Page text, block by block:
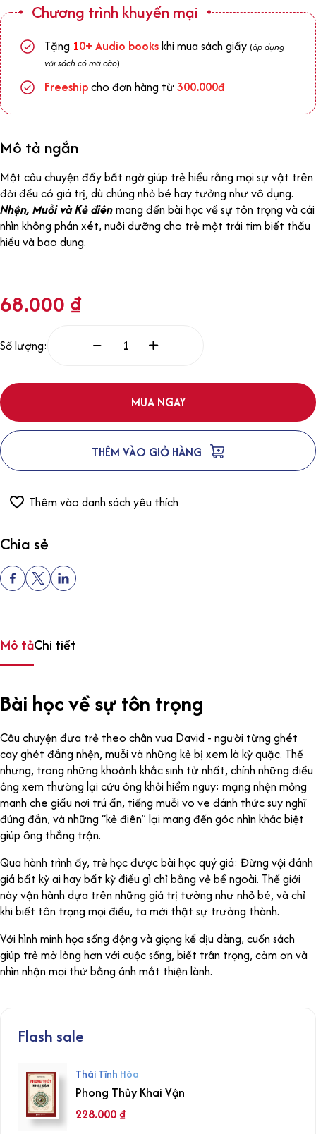
Chương trình khuyến mại
Tặng 10+ Audio bookskhi mua sách giấy (áp dụng
với sách có mã cào)
Freeshipcho đơn hàng từ300.000đ
Mô tả ngắn
Một câu chuyện đầy bất ngờ giúp trẻ hiểu rằng mọi sự vật trên
đời đều có giá trị, dù chúng nhỏ bé hay tưởng như vô dụng.
Nhện, Muỗi và Kẻ điênmang đến bài học về sự tôn trọng và cái
nhìn không phán xét, nuôi dưỡng cho trẻ một trái tim biết thấu
hiểu và bao dung.
68.000 ₫
Số lượng:
MUA NGAY
THÊM VÀO GIỎ HÀNG
Thêm vào danh sách yêu thích
Chia sẻ
Mô tảChi tiết
Bài học về sự tôn trọng
Câu chuyện đưa trẻ theo chân vua David - người từng ghét
cay ghét đắng nhện, muỗi và những kẻ bị xem là kỳ quặc. Thế
nhưng, trong những khoảnh khắc sinh tử nhất, chính những điều
ông xem thường lại cứu ông khỏi hiểm nguy: mạng nhện mỏng
manh che giấu nơi trú ẩn, tiếng muỗi vo ve đánh thức suy nghĩ
đúng đắn, và những “kẻ điên” lại mang đến góc nhìn khác biệt
giúp ông thắng trận.
Qua hành trình ấy, trẻ học được bài học quý giá: Đừng vội đánh
giá bất kỳ ai hay bất kỳ điều gì chỉ bằng vẻ bề ngoài. Thế giới
này vận hành dựa trên những giá trị tưởng như nhỏ bé, và chỉ
khi biết tôn trọng mọi điều, ta mới thật sự trưởng thành.
Với hình minh họa sống động và giọng kể dịu dàng, cuốn sách
giúp trẻ mở lòng hơn với cuộc sống, biết trân trọng, cảm ơn và
nhìn nhận mọi thứ bằng ánh mắt thiện lành.
Flash sale
Thái Tĩnh Hòa
Phong Thủy Khai Vận
228.000₫